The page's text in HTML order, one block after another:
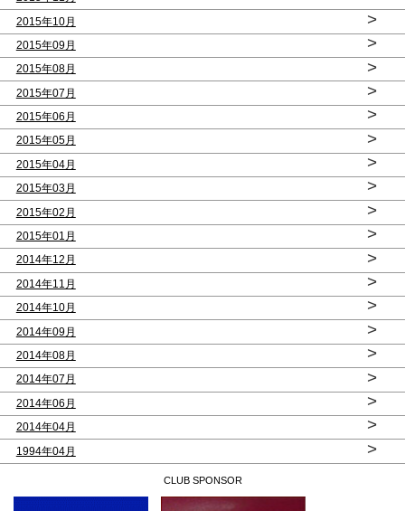
2015年10月 >
2015年09月 >
2015年08月 >
2015年07月 >
2015年06月 >
2015年05月 >
2015年04月 >
2015年03月 >
2015年02月 >
2015年01月 >
2014年12月 >
2014年11月 >
2014年10月 >
2014年09月 >
2014年08月 >
2014年07月 >
2014年06月 >
2014年04月 >
1994年04月 >
CLUB SPONSOR